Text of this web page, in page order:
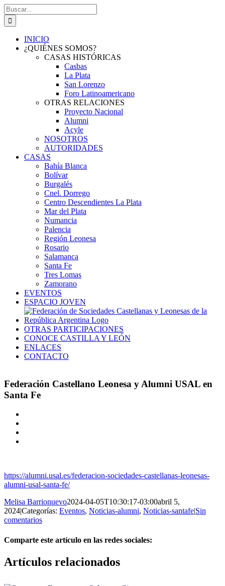
Saltar
al
contenido
Buscar:
INICIO
¿QUIÉNES SOMOS?
CASAS HISTÓRICAS
Casbas
La Plata
San Lorenzo
Foro Latinoamericano
OTRAS RELACIONES
Proyecto Nacional
Alumni
Acyle
NOSOTROS
AUTORIDADES
CASAS
Bahía Blanca
Bolívar
Burgalés
Cnel. Dorrego
Centro Descendientes La Plata
Mar del Plata
Numancia
Palencia
Región Leonesa
Rosario
Salamanca
Santa Fe
Tres Lomas
Zamorano
EVENTOS
ESPACIO JOVEN
OTRAS PARTICIPACIONES
CONOCE CASTILLA Y LEÓN
ENLACES
CONTACTO
Federación Castellano Leonesa y Alumni USAL en
Santa Fe
https://alumni.usal.es/federacion-sociedades-castellanas-leonesas-
alumni-usal-santa-fe/
Melisa Barrionuevo2024-04-05T10:30:17-03:00abril 5,
2024|Categorías: Eventos, Noticias-alumni, Noticias-santafe|Sin
comentarios
Comparte este artículo en las redes sociales:
Facebook
X
Reddit
LinkedIn
Pinterest
Vk
Artículos relacionados